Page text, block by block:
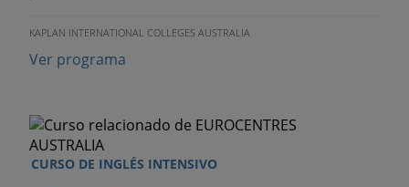
KAPLAN INTERNATIONAL COLLEGES AUSTRALIA
Ver programa
CURSO DE INGLÉS INTENSIVO